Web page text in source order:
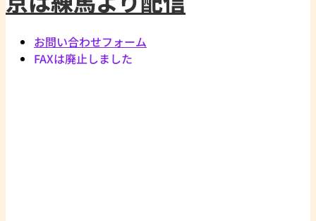
お問い合わせフォーム
FAXは廃止しました